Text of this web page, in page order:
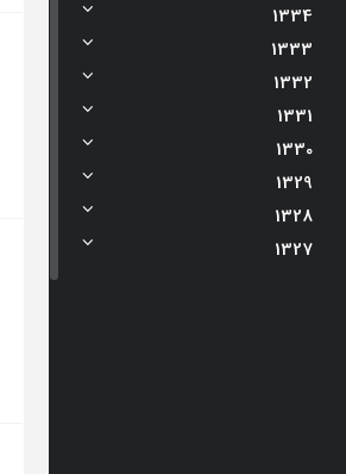
1334
1333
1332
1331
1330
1329
1328
1327